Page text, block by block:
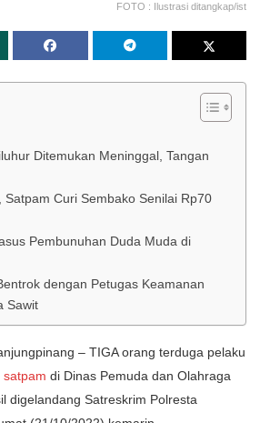
FOTO : Ilustrasi ditangkap/ist
Ditemukan Meninggal, Tangan
Satpam Curi Sembako Senilai Rp70
Pembunuhan Duda Muda di
dengan Petugas Keamanan
Sawit
– TIGA orang terduga pelaku
satpam di Dinas Pemuda dan Olahraga
digelandang Satreskrim Polresta